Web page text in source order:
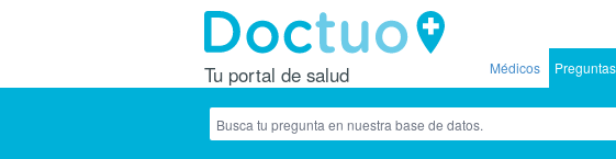
Tu portal de salud Médicos